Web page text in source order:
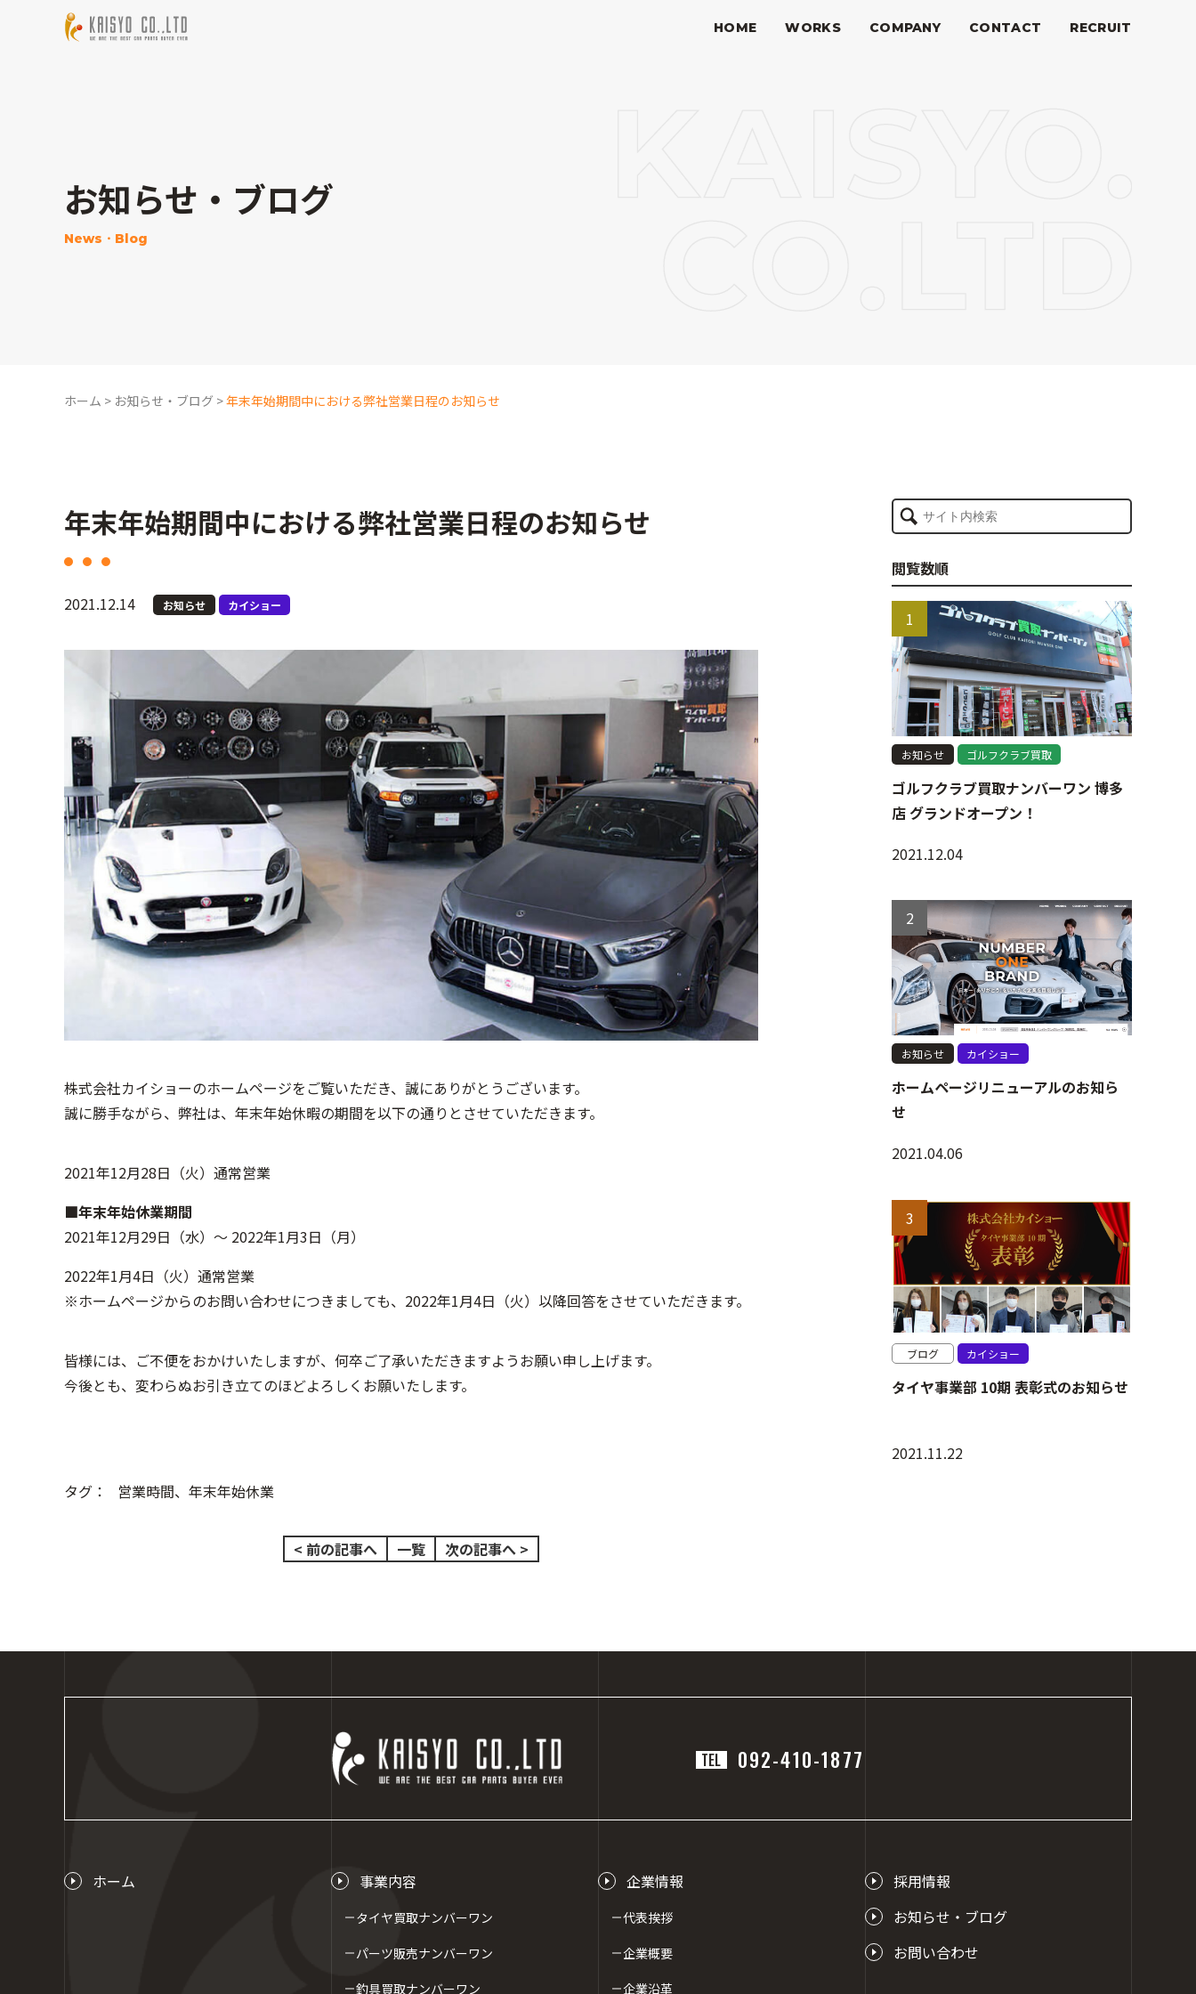
HOME WORKS COMPANY CONTACT RECRUIT
お知らせ・ブログ
News・Blog
ホーム > お知らせ・ブログ >年末年始期間中における弊社営業日程のお知らせ
年末年始期間中における弊社営業日程のお知らせ
2021.12.14 お知らせ カイショー
株式会社カイショーのホームページをご覧いただき、誠にありがとうございます。
誠に勝手ながら、弊社は、年末年始休暇の期間を以下の通りとさせていただきます。
2021年12月28日（火）通常営業
■年末年始休業期間
2021年12月29日（水）～ 2022年1月3日（月）
2022年1月4日（火）通常営業
※ホームページからのお問い合わせにつきましても、2022年1月4日（火）以降回答をさせていただきます。
皆様には、ご不便をおかけいたしますが、何卒ご了承いただきますようお願い申し上げます。
今後とも、変わらぬお引き立てのほどよろしくお願いたします。
タグ： 営業時間、年末年始休業
< 前の記事へ 一覧 次の記事へ >
閲覧数順
お知らせ ゴルフクラブ買取
ゴルフクラブ買取ナンバーワン 博多
店 グランドオープン！
2021.12.04
お知らせ カイショー
ホームページリニューアルのお知ら
せ
2021.04.06
ブログ カイショー
タイヤ事業部 10期 表彰式のお知らせ
2021.11.22
TEL 092-410-1877
ホーム 事業内容
タイヤ買取ナンバーワン
パーツ販売ナンバーワン
釣具買取ナンバーワン
企業情報
代表挨拶
企業概要
企業沿革
採用情報
お知らせ・ブログ
お問い合わせ